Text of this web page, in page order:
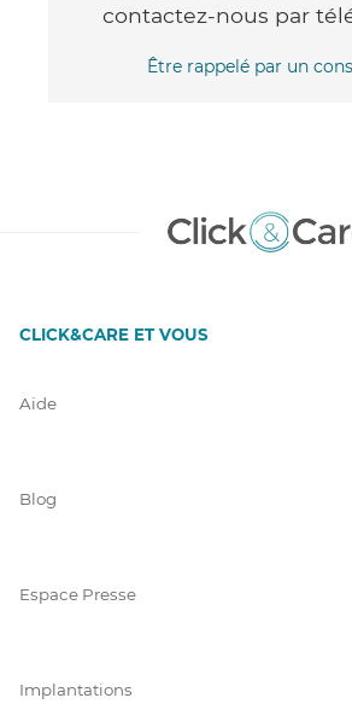
contactez-nous par
Être rappelé par un
CLICK&CARE ET VOUS
Aide
Blog
Espace Presse
Implantations